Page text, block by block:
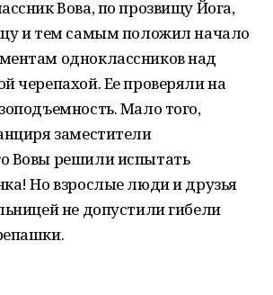
Вова, по прозвищу Йога,
и тем самым положил начало
одноклассников над
черепахой. Ее проверяли на
Мало того,
заместители
Вовы решили испытать
Но взрослые люди и друзья
не допустили гибели